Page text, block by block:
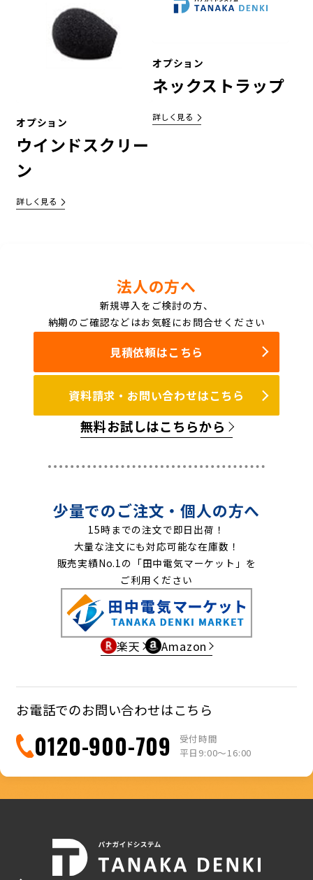
オプション
ウインドスクリー
ン
詳しく見る
オプション
ネックストラップ
詳しく見る
法人の方へ
新規導入をご検討の方、
納期のご確認などはお気軽にお問合せください
見積依頼はこちら
資料請求・お問い合わせはこちら
無料お試しはこちらから
少量でのご注文・個人の方へ
15時までの注文で即日出荷！
大量な注文にも対応可能な在庫数！
販売実績No.1の「田中電気マーケット」を
ご利用ください
楽天 Amazon
お電話でのお問い合わせはこちら
0120-900-709
受付時間
平日9:00〜16:00